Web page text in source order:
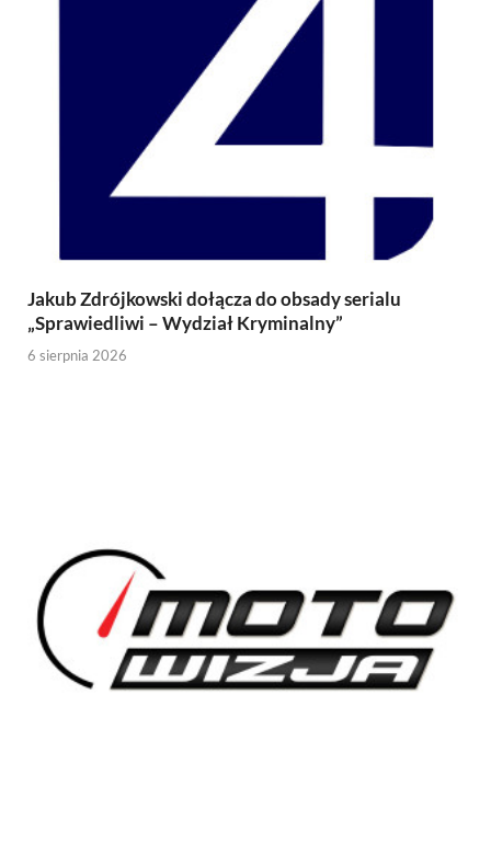
Jakub Zdrójkowski dołącza do obsady serialu
„Sprawiedliwi – Wydział Kryminalny”
6 sierpnia 2026